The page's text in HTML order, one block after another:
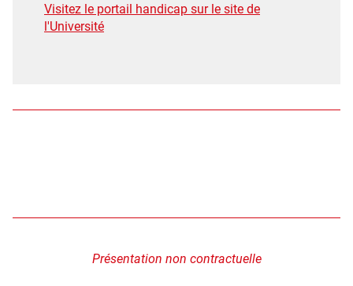
Visitez le portail handicap sur le site de
l'Université
Présentation non contractuelle